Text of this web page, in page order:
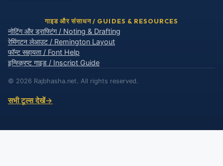
गाइड और संसाधन / GUIDES & RESOURCES
नोटिंग और ड्राफ्टिंग / Noting & Drafting
रेमिंगटन लेआउट / Remington Layout
फॉन्ट सहायता / Font Help
इन्स्क्रिप्ट गाइड / Inscript Guide
© 2026 Rajbhasha.net. All rights reserved.
सभी टूल्स देखें